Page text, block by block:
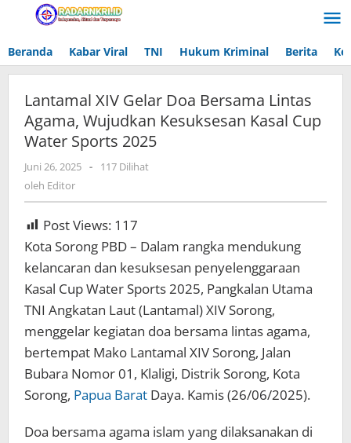
Lewati
Beranda Kabar Viral TNI Hukum Kriminal Berita
Lantamal XIV Gelar Doa Bersama Lintas
Agama, Wujudkan Kesuksesan Kasal Cup
Water Sports 2025
Juni 26, 2025 oleh
-
117 Dilihat
oleh Editor
Post Views: 117
Kota Sorong PBD – Dalam rangka mendukung
kelancaran dan kesuksesan penyelenggaraan
Kasal Cup Water Sports 2025, Pangkalan Utama
TNI Angkatan Laut (Lantamal) XIV Sorong,
menggelar kegiatan doa bersama lintas agama,
bertempat Mako Lantamal XIV Sorong, Jalan
Bubara Nomor 01, Klaligi, Distrik Sorong, Kota
Sorong, Papua Barat Daya. Kamis (26/06/2025).
Doa bersama agama islam yang dilaksanakan di